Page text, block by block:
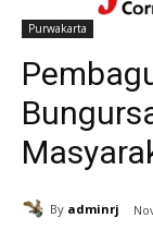
Purwakarta
By adminrj